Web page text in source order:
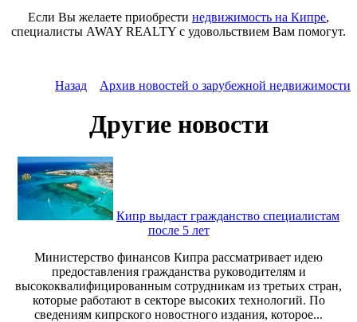
Если Вы желаете приобрести недвижимость на Кипре,
специалисты AWAY REALTY с удовольствием Вам помогут.
Назад Архив новостей о зарубежной недвижимости
Другие новости
Кипр выдаст гражданство специалистам
после 5 лет
Министерство финансов Кипра рассматривает идею
предоставления гражданства руководителям и
высококвалифицированным сотрудникам из третьих стран,
которые работают в секторе высоких технологий. По
сведениям кипрского новостного издания, которое...